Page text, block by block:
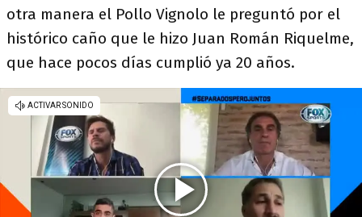
otra manera el Pollo Vignolo le preguntó por el
histórico caño que le hizo Juan Román Riquelme,
que hace pocos días cumplió ya 20 años.